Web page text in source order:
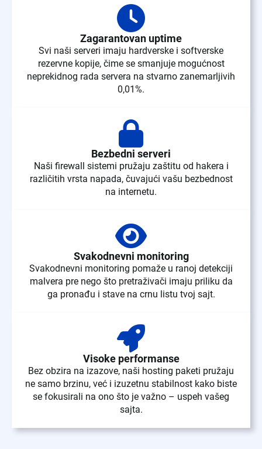
Zagarantovan uptime
Svi naši serveri imaju hardverske i softverske
rezervne kopije, čime se smanjuje mogućnost
neprekidnog rada servera na stvarno zanemarljivih
0,01%.
Bezbedni serveri
Naši firewall sistemi pružaju zaštitu od hakera i
različitih vrsta napada, čuvajući vašu bezbednost
na internetu.
Svakodnevni monitoring
Svakodnevni monitoring pomaže u ranoj detekciji
malvera pre nego što pretraživači imaju priliku da
ga pronađu i stave na crnu listu tvoj sajt.
Visoke performanse
Bez obzira na izazove, naši hosting paketi pružaju
ne samo brzinu, već i izuzetnu stabilnost kako biste
se fokusirali na ono što je važno – uspeh vašeg
sajta.